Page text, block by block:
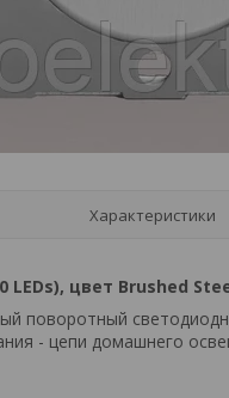
Характеристики
цвет Brushed
поворотный
- цепи домашнего